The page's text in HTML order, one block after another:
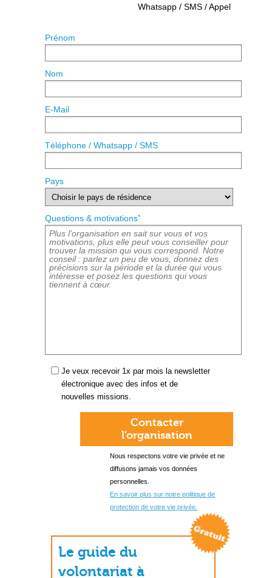
Whatsapp / SMS / Appel
Prénom
Nom
E-Mail
Téléphone / Whatsapp / SMS
Pays
Questions & motivations*
Je veux recevoir 1x par mois la newsletter
électronique avec des infos et de
nouvelles missions.
Contacter
l’organisation
Nous respectons votre vie privée et ne
diffusons jamais vos données
personnelles.
En savoir plus sur notre politique de
protection de votre vie privée.
Le guide du
volontariat à